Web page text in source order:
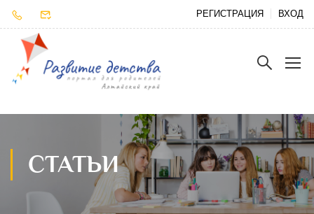
РЕГИСТРАЦИЯ ВХОД
СТАТЬИ